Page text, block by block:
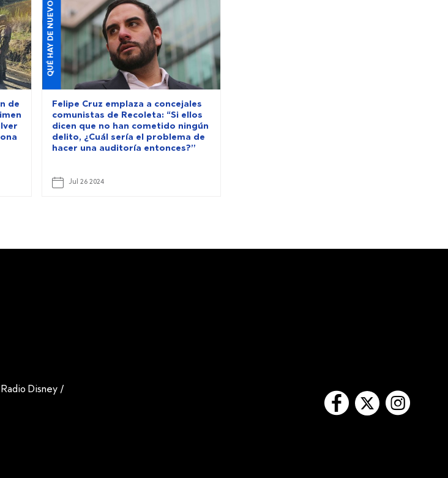
de
QUÉ HAY DE NUEVO
Felipe Cruz emplaza a concejales
comunistas de Recoleta: “Si ellos
dicen que no han cometido ningún
delito, ¿Cuál sería el problema de
hacer una auditoría entonces?”
Jul 26 2024
Radio Disney /